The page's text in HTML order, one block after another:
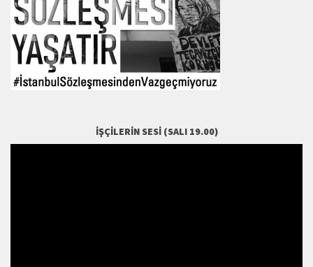
İŞÇILERIN SESI (SALI 19.00)